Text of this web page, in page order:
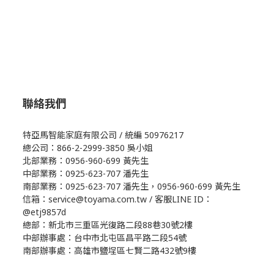
聯絡我們
特亞馬智能家庭有限公司 / 統編 50976217
總公司：866-2-2999-3850 吳小姐
北部業務：0956-960-699 黃先生
中部業務：0925-623-707 潘先生
南部業務：0925-623-707 潘先生，0956-960-699 黃先生
信箱：service@toyama.com.tw / 客服LINE ID：
@etj9857d
總部：新北市三重區光復路二段88巷30號2樓
中部辦事處：台中市北屯區昌平路二段54號
南部辦事處：高雄市鹽埕區七賢二路432號9樓